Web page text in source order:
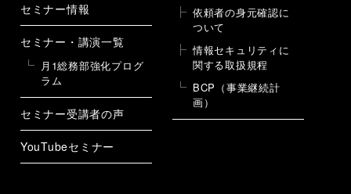
セミナー情報
セミナー・講演一覧
月1総務部強化プログ
ラム
セミナー受講者の声
YouTubeセミナー
依頼者の身元確認に
ついて
情報セキュリティに
関する取扱規程
BCP（事業継続計
画）